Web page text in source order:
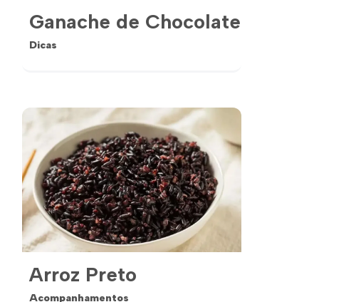
Ganache de Chocolate
Dicas
Arroz Preto
Acompanhamentos